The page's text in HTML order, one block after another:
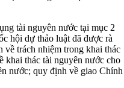
tài nguyên nước tại mục 2
hội dự thảo luật đã được rà
về trách nhiệm trong khai thác
khai thác tài nguyên nước cho
nước; quy định về giao Chính